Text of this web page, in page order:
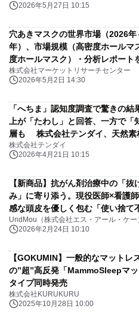
2026年5月27日 10:15
穴あきマスクの世界市場（2026
年）、市場規模（高密度ホールマ
度ホールマスク）・分析レポート
株式会社マーケットリサーチセンター
2026年5月2日 14:30
「へちま」認知度調査で驚きの結
上が「たわし」と回答、一方で「
層も 株式会社テンダイ、天然素
新たな価値 「夏向け快適スリッパ
命を提案
株式会社テンダイ
2026年4月21日 10:15
【新商品】抗がん剤治療中の「抜
み」に寄り添う。現役医師×看護
感な頭皮を優しく包む「使い捨て
キャップ」を3月上旬より発売
UndMou（株式会社エス・アール・ケー
2026年2月24日 10:10
【GOKUMIN】一般的なマットレ
の”超”高反発「MammoSleepマ
タイプ同時発売
株式会社KURUKURU
2025年10月28日 10:00